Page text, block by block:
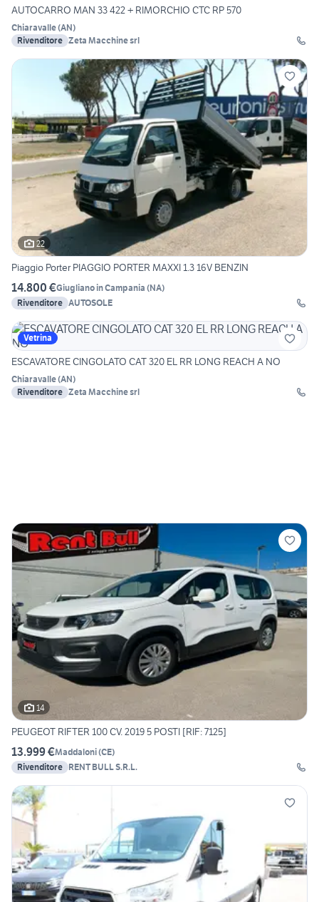
AUTOCARRO MAN 33 422 + RIMORCHIO CTC RP 570
Chiaravalle(AN)
Rivenditore Zeta Macchine srl
22
Piaggio Porter PIAGGIO PORTER MAXXI 1.3 16V BENZIN
14.800 €Giugliano in Campania (NA)
Rivenditore AUTOSOLE
Vetrina
ESCAVATORE CINGOLATO CAT 320 EL RR LONG REACH A NO
Chiaravalle(AN)
Rivenditore Zeta Macchine srl
14
PEUGEOT RIFTER 100 CV. 2019 5 POSTI [RIF: 7125]
13.999 €Maddaloni(CE)
Rivenditore RENT BULL S.R.L.